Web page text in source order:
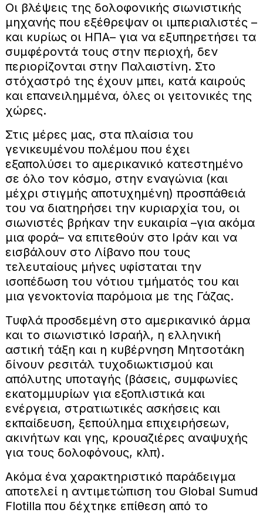
Οι βλέψεις της δολοφονικής σιωνιστικής
μηχανής που εξέθρεψαν οι ιμπεριαλιστές –
και κυρίως οι ΗΠΑ– για να εξυπηρετήσει τα
συμφέροντά τους στην περιοχή, δεν
περιορίζονται στην Παλαιστίνη. Στο
στόχαστρό της έχουν μπει, κατά καιρούς
και επανειλημμένα, όλες οι γειτονικές της
χώρες.
Στις μέρες μας, στα πλαίσια του
γενικευμένου πολέμου που έχει
εξαπολύσει το αμερικανικό κατεστημένο
σε όλο τον κόσμο, στην εναγώνια (και
μέχρι στιγμής αποτυχημένη) προσπάθειά
του να διατηρήσει την κυριαρχία του, οι
σιωνιστές βρήκαν την ευκαιρία –για ακόμα
μια φορά– να επιτεθούν στο Ιράν και να
εισβάλουν στο Λίβανο που τους
τελευταίους μήνες υφίσταται την
ισοπέδωση του νότιου τμήματός του και
μια γενοκτονία παρόμοια με της Γάζας.
Τυφλά προσδεμένη στο αμερικανικό άρμα
και το σιωνιστικό Ισραήλ, η ελληνική
αστική τάξη και η κυβέρνηση Μητσοτάκη
δίνουν ρεσιτάλ τυχοδιωκτισμού και
απόλυτης υποταγής (βάσεις, συμφωνίες
εκατομμυρίων για εξοπλιστικά και
ενέργεια, στρατιωτικές ασκήσεις και
εκπαίδευση, ξεπούλημα επιχειρήσεων,
ακινήτων και γης, κρουαζιέρες αναψυχής
για τους δολοφόνους, κλπ).
Ακόμα ένα χαρακτηριστικό παράδειγμα
αποτελεί η αντιμετώπιση του Global Sumud
Flotilla που δέχτηκε επίθεση από το